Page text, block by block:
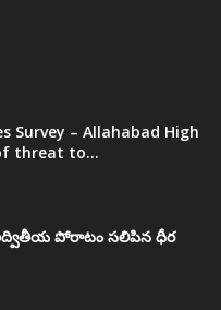
Survey – Allahabad High
threat to...
పోరాటం సలిపిన ధీర